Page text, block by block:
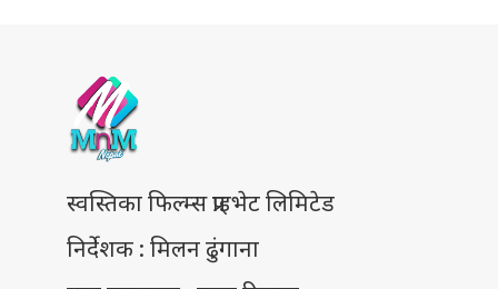
स्वस्तिका फिल्म्स प्राइभेट लिमिटेड
निर्देशक : मिलन ढुंगाना